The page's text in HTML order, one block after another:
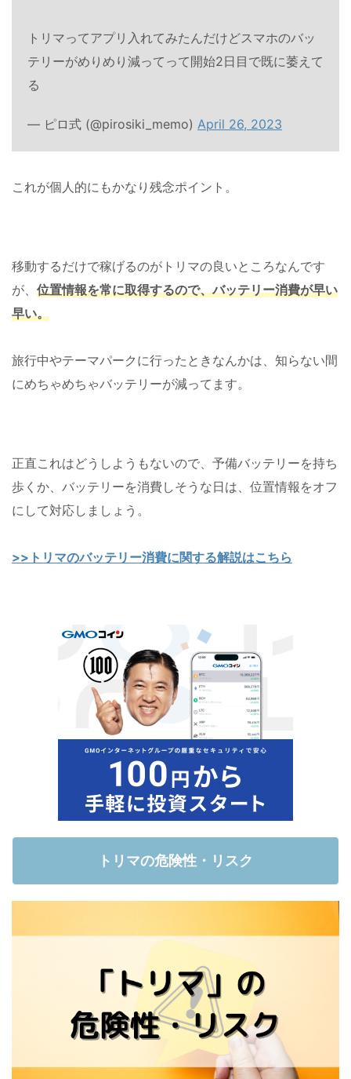
トリマってアプリ入れてみたんだけどスマホのバッ
テリーがめりめり減ってって開始2日目で既に萎えて
る
— ピロ式 (@pirosiki_memo) April 26, 2023
これが個人的にもかなり残念ポイント。
移動するだけで稼げるのがトリマの良いところなんです
が、 位置情報を常に取得するので、バッテリー消費が早い
早い。
旅行中やテーマパークに行ったときなんかは、知らない間
にめちゃめちゃバッテリーが減ってます。
正直これはどうしようもないので、予備バッテリーを持ち
歩くか、バッテリーを消費しそうな日は、位置情報をオフ
にして対応しましょう。
>>トリマのバッテリー消費に関する解説はこちら
トリマの危険性・リスク